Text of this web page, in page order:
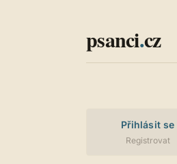
psanci.cz
Přihlásit se
Registrovat